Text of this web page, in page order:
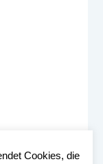
Cookies, die